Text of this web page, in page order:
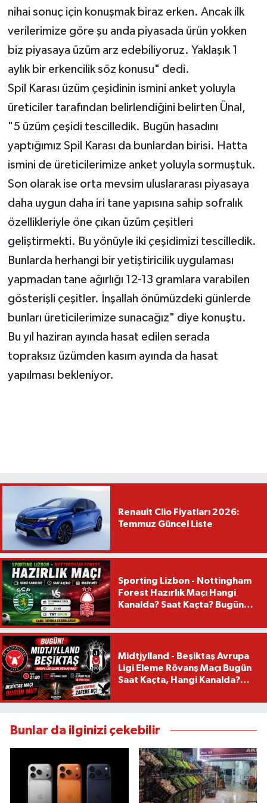
nihai sonuç için konuşmak biraz erken. Ancak ilk
verilerimize göre şu anda piyasada ürün yokken
biz piyasaya üzüm arz edebiliyoruz. Yaklaşık 1
aylık bir erkencilik söz konusu" dedi.
Spil Karası üzüm çeşidinin ismini anket yoluyla
üreticiler tarafından belirlendiğini belirten Ünal,
"5 üzüm çeşidi tescilledik. Bugün hasadını
yaptığımız Spil Karası da bunlardan birisi. Hatta
ismini de üreticilerimize anket yoluyla sormuştuk.
Son olarak ise orta mevsim uluslararası piyasaya
daha uygun daha iri tane yapısına sahip sofralık
özellikleriyle öne çıkan üzüm çeşitleri
geliştirmekti. Bu yönüyle iki çeşidimizi tescilledik.
Bunlarda herhangi bir yetiştiricilik uygulaması
yapmadan tane ağırlığı 12-13 gramlara varabilen
gösterişli çeşitler. İnşallah önümüzdeki günlerde
bunları üreticilerimize sunacağız" diye konuştu.
Bu yıl haziran ayında hasat edilen serada
topraksız üzümden kasım ayında da hasat
yapılması bekleniyor.
Renault Clio Fiyatları 2026:
Temmuz Güncel Liste
Sporting Lizbon - Nottingham
Forest Hazırlık Maçı Hangi
Kanalda? Saat Kaçta? Bugün
Midtjylland - Beşiktaş Avrupa
Ligi Eleme Rövanş Maçı Bugün
Saat Kaçta, Hangi Kanalda?
Bunlar da ilginizi çekebilir